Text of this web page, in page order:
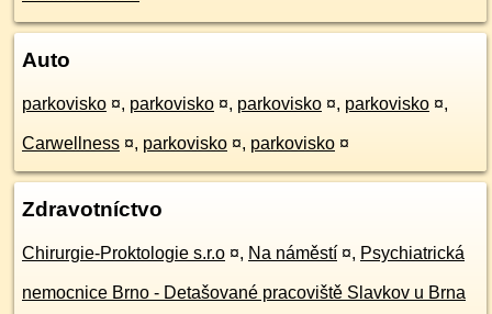
Auto
parkovisko ¤, parkovisko ¤, parkovisko ¤, parkovisko ¤,
Carwellness ¤, parkovisko ¤, parkovisko ¤
Zdravotníctvo
Chirurgie-Proktologie s.r.o ¤, Na náměstí ¤, Psychiatrická
nemocnice Brno - Detašované pracoviště Slavkov u Brna